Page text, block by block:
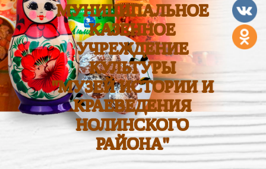
МУНИЦИПАЛЬНОЕ
КАЗЕННОЕ
УЧРЕЖДЕНИЕ
КУЛЬТУРЫ
"МУЗЕЙ ИСТОРИИ И
КРАЕВЕДЕНИЯ
НОЛИНСКОГО
РАЙОНА"